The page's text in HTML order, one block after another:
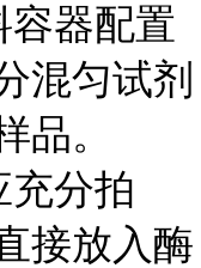
容器配置
混匀试剂
品。
充分拍
接放入酶